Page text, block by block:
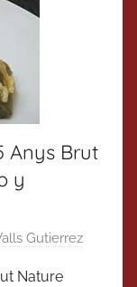
Anys Brut
y
Gutierrez
Nature